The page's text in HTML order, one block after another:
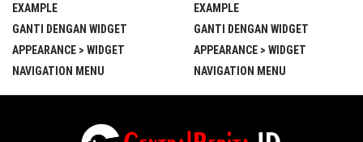
EXAMPLE
GANTI DENGAN WIDGET
APPEARANCE > WIDGET
NAVIGATION MENU
EXAMPLE
GANTI DENGAN WIDGET
APPEARANCE > WIDGET
NAVIGATION MENU